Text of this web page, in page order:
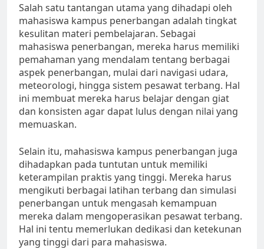
Salah satu tantangan utama yang dihadapi oleh
mahasiswa kampus penerbangan adalah tingkat
kesulitan materi pembelajaran. Sebagai
mahasiswa penerbangan, mereka harus memiliki
pemahaman yang mendalam tentang berbagai
aspek penerbangan, mulai dari navigasi udara,
meteorologi, hingga sistem pesawat terbang. Hal
ini membuat mereka harus belajar dengan giat
dan konsisten agar dapat lulus dengan nilai yang
memuaskan.
Selain itu, mahasiswa kampus penerbangan juga
dihadapkan pada tuntutan untuk memiliki
keterampilan praktis yang tinggi. Mereka harus
mengikuti berbagai latihan terbang dan simulasi
penerbangan untuk mengasah kemampuan
mereka dalam mengoperasikan pesawat terbang.
Hal ini tentu memerlukan dedikasi dan ketekunan
yang tinggi dari para mahasiswa.